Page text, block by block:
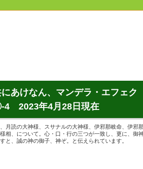
あけなん、マンデラ・エフェク
2023年4月28日現在
月読の大神様、スサナルの大神様、伊邪那岐命、伊邪
相、について。心・口・行の三つが一致し、更に、御
と、誠の神の御子、神ぞ。と伝えられています。